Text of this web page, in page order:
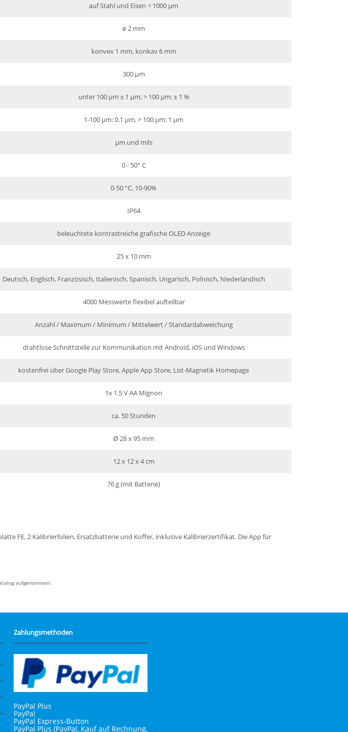
auf Stahl und Eisen < 1000 µm
ø 2 mm
konvex 1 mm, konkav 6 mm
300 µm
unter 100 µm ± 1 µm, > 100 µm: ± 1 %
1-100 µm: 0.1 µm, > 100 µm: 1 µm
µm und mils
0 - 50° C
0-50 °C, 10-90%
IP64
beleuchtete kontrastreiche grafische OLED Anzeige
25 x 10 mm
Deutsch, Englisch, Französisch, Italienisch, Spanisch, Ungarisch, Polnisch, Niederländisch
4000 Messwerte flexibel aufteilbar
Anzahl / Maximum / Minimum / Mittelwert / Standardabweichung
drahtlose Schnittstelle zur Kommunikation mit Android, iOS und Windows
kostenfrei über Google Play Store, Apple App Store, List-Magnetik Homepage
1x 1.5 V AA Mignon
ca. 50 Stunden
Ø 28 x 95 mm
12 x 12 x 4 cm
76 g (mit Batterie)
FE, 2 Kalibrierfolien, Ersatzbatterie und Koffer, inklusive Kalibrierzertifikat. Die App für
aufgenommen.
Zahlungsmethoden
PayPal Plus
PayPal
PayPal Express-Button
PayPal Plus (PayPal, Kauf auf Rechnung,